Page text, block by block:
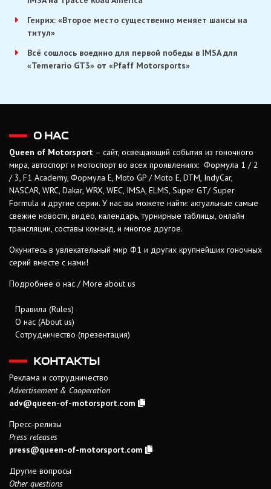
Генрих: «Второе место существенно меняет шансы на
титул»
Всё сошлось воедино для первой победы в IMSA для
«Temerario GT3» от «Pfaff Motorsports»
О НАС
Queen of Motorsport – сайт, освещающий события из гоночного
мира, автоспорт и мотоспорт во всех проявлениях: Формула 1 / 2
/ 3, F1 Academy, Формула Е, Moto GP / Moto E, DTM, IndyCar,
NASCAR, WRC, Dakar, WRX, WEC, IMSA, ELMS, Super GT/ Super
Formula и другие серии. У нас вы можете найти: актуальные самые
свежие новости, видео, календарь, турнирные таблицы, онлайн
трансляции, составы команд, и многое другое.
Окунитесь в увлекательный мир Ф1 и других крупнейших гоночных
серий вместе с нами!
Подробнее о нас / More about us
Правила (Rules)
О нас (About us)
Сотрудничество (презентация)
КОНТАКТЫ
Реклама и сотрудничество
Advertisement & Cooperation
adv@queen-of-motorsport.com
Пресс-релизы
Press releases
press@queen-of-motorsport.com
Другие вопросы
Other questions